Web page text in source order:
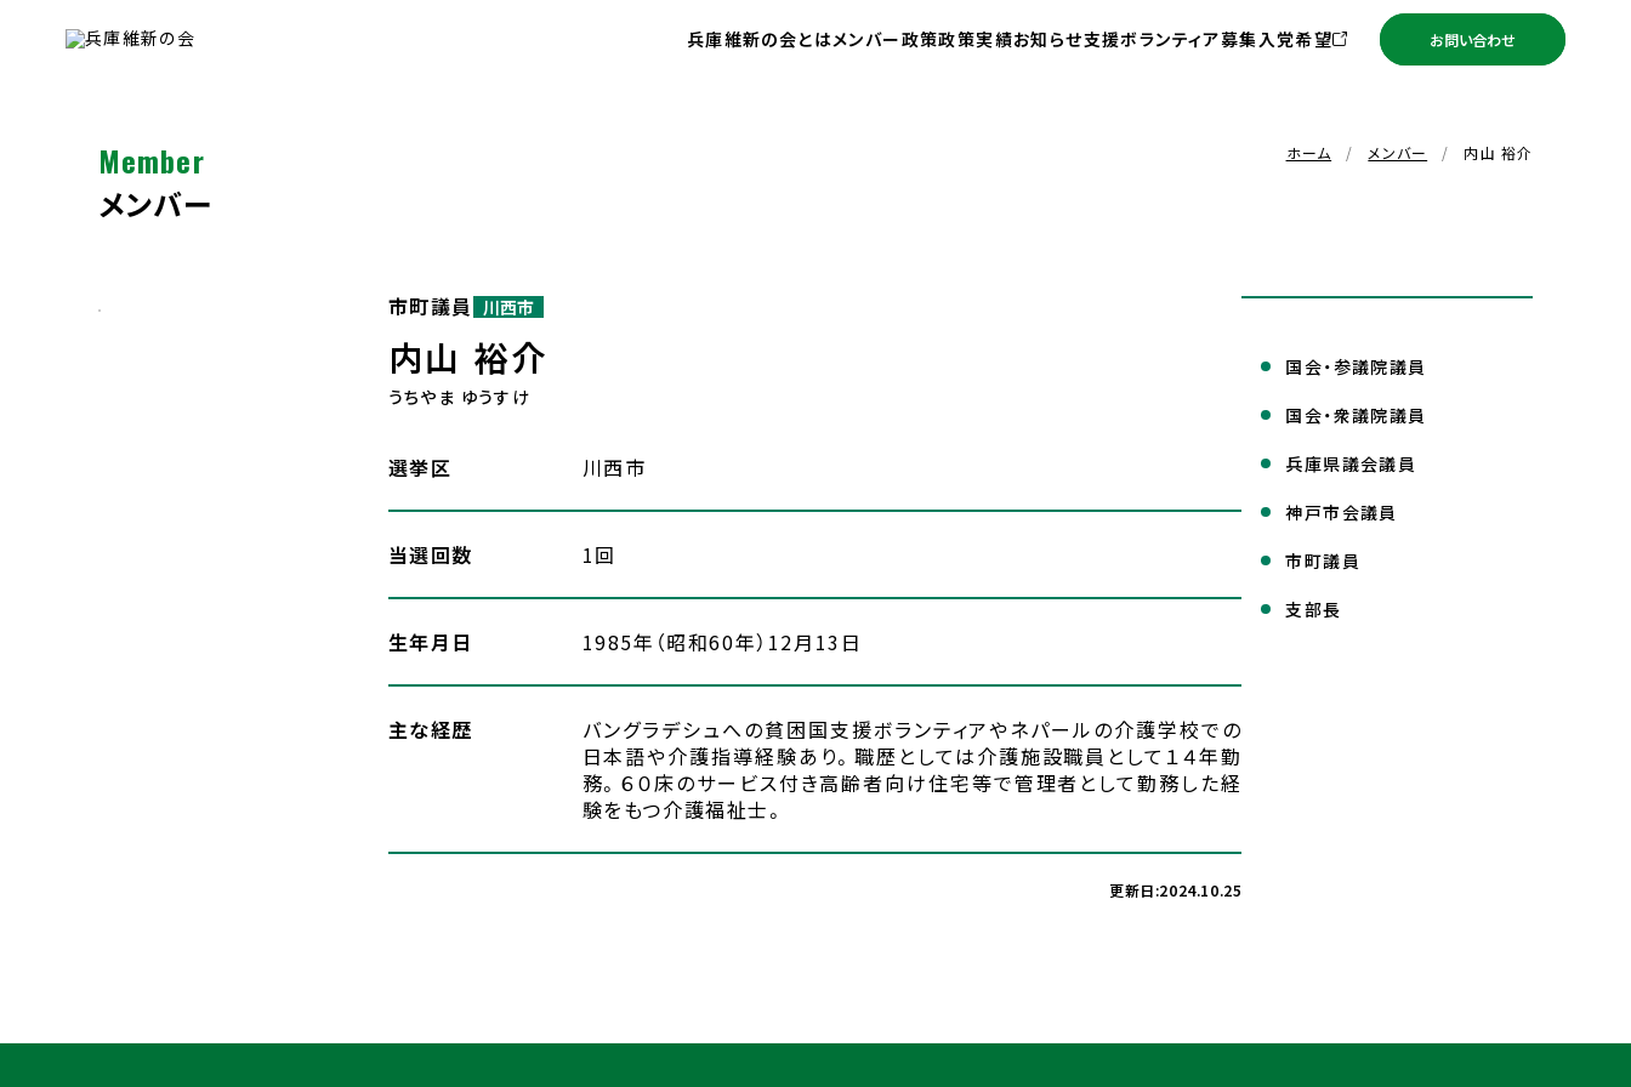
兵庫維新の会とはメンバー政策政策実績お知らせ支援ボランティア募集入党希望 お問い合わせ
Member
メンバー
ホーム メンバー 内山 裕介
市町議員 川西市
内山 裕介
うちやま ゆうすけ
選挙区 川西市
当選回数 1回
生年月日 1985年（昭和60年）12月13日
主な経歴
バングラデシュへの貧困国支援ボランティアやネパールの介護学校での
日本語や介護指導経験あり。職歴としては介護施設職員として１４年勤
務。６０床のサービス付き高齢者向け住宅等で管理者として勤務した経
験をもつ介護福祉士。
更新日:2024.10.25
国会・参議院議員
国会・衆議院議員
兵庫県議会議員
神戸市会議員
市町議員
支部長